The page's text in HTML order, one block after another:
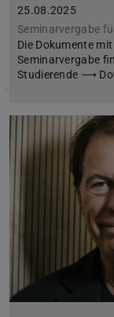
25.08.2025
Seminarvergabe
Die Dokumente
Seminarvergabe
Studierende ⟶